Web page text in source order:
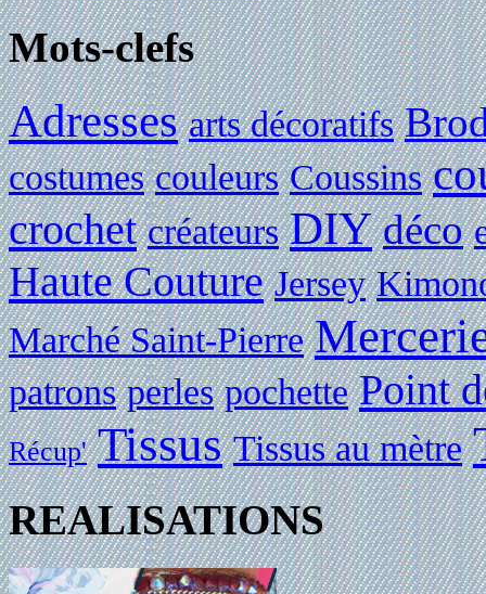
Mots-clefs
Adresses arts décoratifs
costumes couleurs Coussins
crochet créateurs DIY déco
Haute Couture Jersey
Marché Saint-Pierre
patrons perles pochette Point
Récup' Tissus Tissus au mètre
REALISATIONS